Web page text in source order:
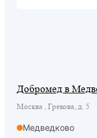
Добромед в
Москва , Грекова, д. 5
Медведково